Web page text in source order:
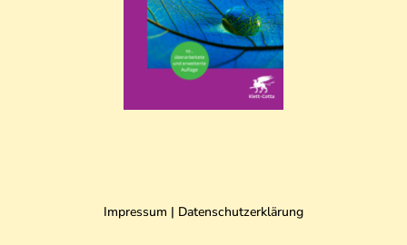
Impressum | Datenschutzerklärung